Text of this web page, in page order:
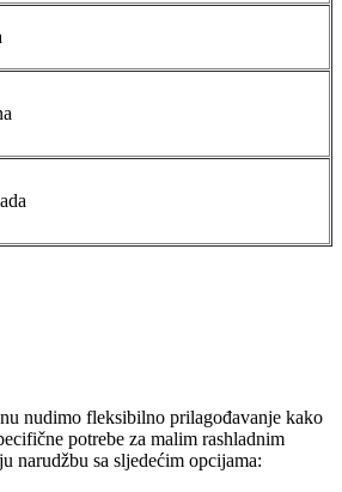
nudimo fleksibilno prilagođavanje kako
potrebe za malim rashladnim
narudžbu sa sljedećim opcijama: